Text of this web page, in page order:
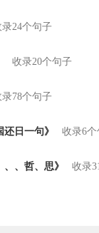
录24个句子
收录20个句子
录78个句子
还日一句》 收录6个
、、哲、思》 收录